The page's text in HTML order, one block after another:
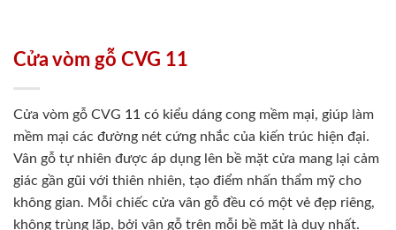
Cửa vòm gỗ CVG 11
Cửa vòm gỗ CVG 11 có kiểu dáng cong mềm mại, giúp làm
mềm mại các đường nét cứng nhắc của kiến trúc hiện đại.
Vân gỗ tự nhiên được áp dụng lên bề mặt cửa mang lại cảm
giác gần gũi với thiên nhiên, tạo điểm nhấn thẩm mỹ cho
không gian. Mỗi chiếc cửa vân gỗ đều có một vẻ đẹp riêng,
không trùng lặp, bởi vân gỗ trên mỗi bề mặt là duy nhất.